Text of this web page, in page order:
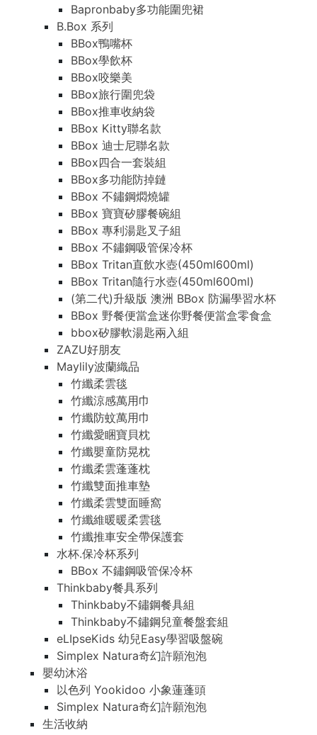
Bapronbaby多功能圍兜裙
B.Box 系列
BBox鴨嘴杯
BBox學飲杯
BBox咬樂美
BBox旅行圍兜袋
BBox推車收納袋
BBox Kitty聯名款
BBox 迪士尼聯名款
BBox四合一套裝組
BBox多功能防掉鏈
BBox 不鏽鋼燜燒罐
BBox 寶寶矽膠餐碗組
BBox 專利湯匙叉子組
BBox 不鏽鋼吸管保冷杯
BBox Tritan直飲水壺(450ml600ml)
BBox Tritan隨行水壺(450ml600ml)
(第二代)升級版 澳洲 BBox 防漏學習水杯
BBox 野餐便當盒迷你野餐便當盒零食盒
bbox矽膠軟湯匙兩入組
ZAZU好朋友
Maylily波蘭織品
竹纖柔雲毯
竹纖涼感萬用巾
竹纖防蚊萬用巾
竹纖愛睏寶貝枕
竹纖嬰童防晃枕
竹纖柔雲蓬蓬枕
竹纖雙面推車墊
竹纖柔雲雙面睡窩
竹纖維暖暖柔雲毯
竹纖推車安全帶保護套
水杯.保冷杯系列
BBox 不鏽鋼吸管保冷杯
Thinkbaby餐具系列
Thinkbaby不鏽鋼餐具組
Thinkbaby不鏽鋼兒童餐盤套組
eLIpseKids 幼兒Easy學習吸盤碗
Simplex Natura奇幻許願泡泡
嬰幼沐浴
以色列 Yookidoo 小象蓮蓬頭
Simplex Natura奇幻許願泡泡
生活收納